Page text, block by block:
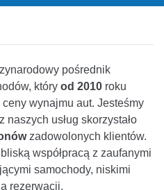
pośrednik
który od 2010 roku
wynajmu aut. Jesteśmy
naszych usług skorzystało
zadowolonych klientów.
współpracą z zaufanymi
samochody, niskimi
rezerwacji.